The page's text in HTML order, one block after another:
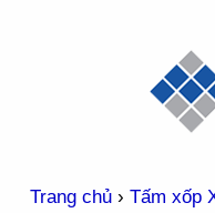
Trang chủ › Tấm xốp